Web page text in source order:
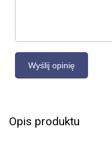
Opis produktu